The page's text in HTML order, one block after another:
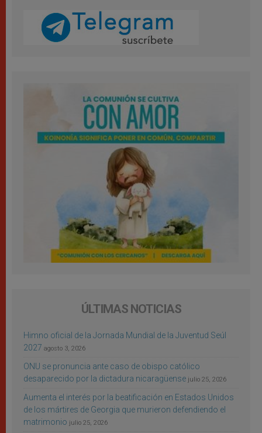
ÚLTIMAS NOTICIAS
Himno oficial de la Jornada Mundial de la Juventud Seúl
2027 agosto 3, 2026
ONU se pronuncia ante caso de obispo católico
desaparecido por la dictadura nicaragüense julio 25, 2026
Aumenta el interés por la beatificación en Estados Unidos
de los mártires de Georgia que murieron defendiendo el
matrimonio julio 25, 2026